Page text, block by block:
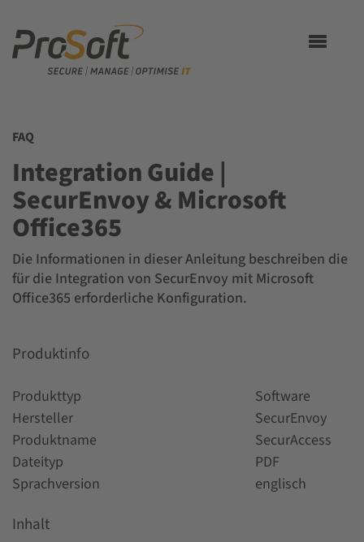
Toggle
FAQ
Integration Guide |
SecurEnvoy & Microsoft
Office365
Die Informationen in dieser Anleitung beschreiben die
für die Integration von SecurEnvoy mit Microsoft
Office365 erforderliche Konfiguration.
Produktinfo
Produkttyp
Software
Hersteller
SecurEnvoy
Produktname
SecurAccess
Dateityp
PDF
Sprachversion
englisch
Inhalt